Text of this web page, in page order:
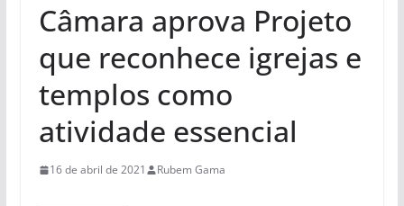
Câmara aprova Projeto
que reconhece igrejas e
templos como
atividade essencial
16 de abril de 2021 Rubem Gama